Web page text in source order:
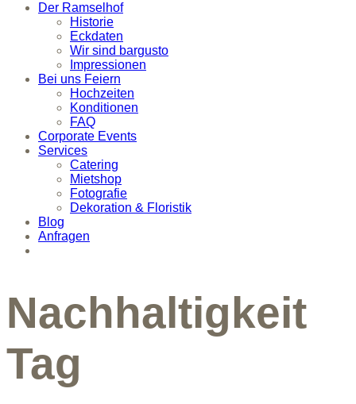
Der Ramselhof
Historie
Eckdaten
Wir sind bargusto
Impressionen
Bei uns Feiern
Hochzeiten
Konditionen
FAQ
Corporate Events
Services
Catering
Mietshop
Fotografie
Dekoration & Floristik
Blog
Anfragen
Nachhaltigkeit
Tag